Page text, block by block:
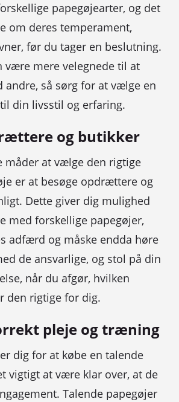
papegøjearter, og det
om deres temperament,
før du tager en beslutning.
være mere velegnede til at
andre, så sørg for at vælge en
din livsstil og erfaring.
og butikker
måder at vælge den rigtige
er at besøge opdrættere og
Dette giver dig mulighed
med forskellige papegøjer,
adfærd og måske endda høre
de ansvarlige, og stol på din
når du afgør, hvilken
den rigtige for dig.
pleje og træning
dig for at købe en talende
vigtigt at være klar over, at de
Talende papegøjer